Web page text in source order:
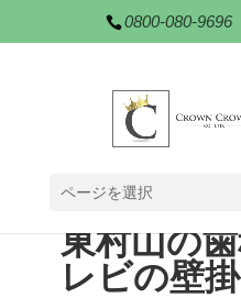
0800-080-9696
ページを選択
東村山の
レビの壁